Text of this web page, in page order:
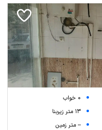
0 خواب
13 متر زیربنا
-- متر زمین